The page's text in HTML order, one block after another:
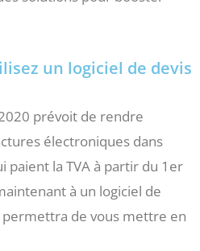
un logiciel de devis
prévoit de rendre
électroniques dans
paient la TVA à partir du 1er
à un logiciel de
de vous mettre en